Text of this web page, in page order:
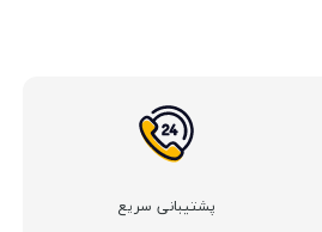
پشتیبانی سریع